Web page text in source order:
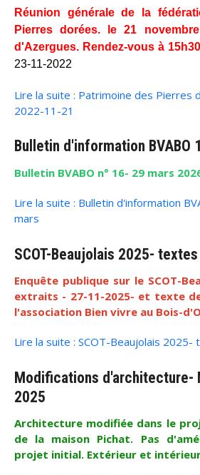
Réunion générale de la
Pierres dorées. le 21
d'Azergues. Rendez-vous à
23-11-2022
Lire la suite : Patrimoine des Pierres
2022-11-21
Bulletin d'information BVABO
Bulletin BVABO n° 16- 29 mars
Lire la suite : Bulletin d'information
mars
SCOT-Beaujolais 2025- textes
Enquête publique sur le SCOT-
extraits - 27-11-2025- et texte
l'association Bien vivre au Bois-
Lire la suite : SCOT-Beaujolais 2025-
Modifications d'architecture-
2025
Architecture modifiée dans le
de la maison Pichat. Pas
projet initial. Extérieur et